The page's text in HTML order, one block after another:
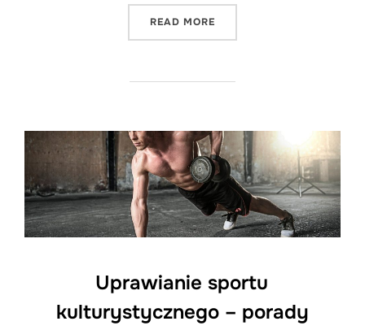
READ MORE
Uprawianie sportu
kulturystycznego – porady